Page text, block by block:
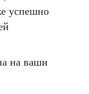
успешно
на ваши